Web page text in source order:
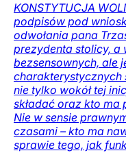
KONSTYTUCJA
podpisów pod
odwołania pana
prezydenta stolicy, a
bezsensownych, ale
charakterystycznych
nie tylko wokół tej
składać oraz kto ma
Nie w sensie
czasami – kto ma
sprawie tego, jak